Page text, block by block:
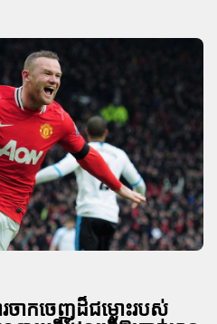
ាកចេញដ៏ជម្លោះរបស់